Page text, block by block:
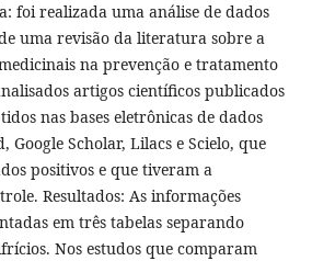
foi realizada uma análise de dados
uma revisão da literatura sobre a
na prevenção e tratamento
artigos científicos publicados
nas bases eletrônicas de dados
Google Scholar, Lilacs e Scielo, que
positivos e que tiveram a
Resultados: As informações
em três tabelas separando
Nos estudos que comparam